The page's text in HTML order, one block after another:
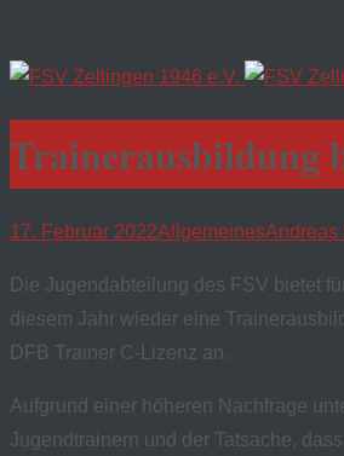
Trainerausbildung
17. Februar 2022AllgemeinesAndreas
Die Jugendabteilung des FSV bietet
diesem Jahr wieder eine
DFB Trainer C-Lizenz an.
Aufgrund einer höheren Nachfrage
Jugendtrainern und der Tatsache,